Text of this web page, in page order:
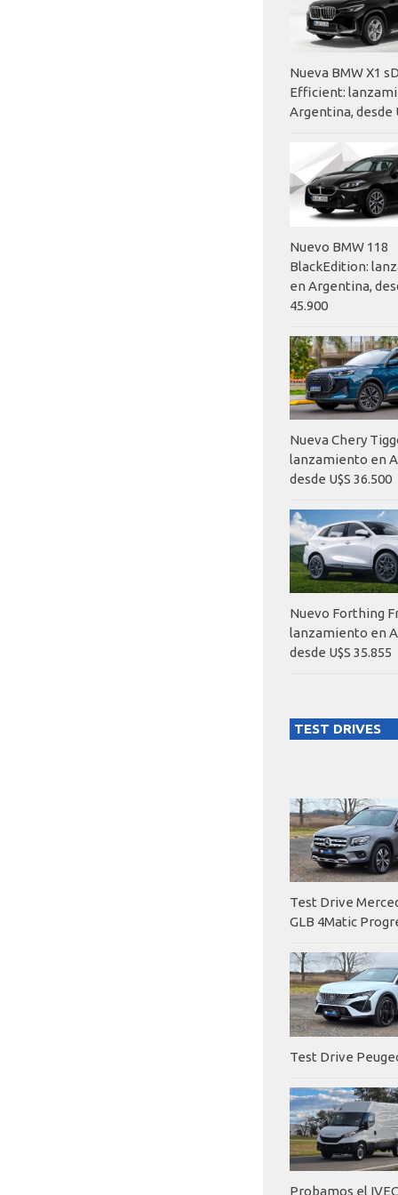
Nueva BMW X1
Efficient:
Argentina, desde
Nuevo BMW 118
BlackEdition:
en Argentina,
45.900
Nueva Chery
lanzamiento en
desde U$S 36.500
Nuevo Forthing
lanzamiento en
desde U$S 35.855
TEST DRIVES
Test Drive
GLB 4Matic
Test Drive
Probamos el